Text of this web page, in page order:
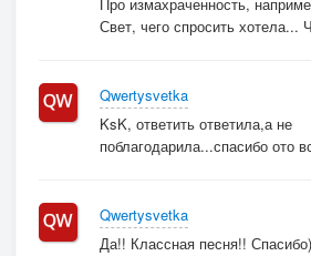
Свет, чего спросить хотела...
Qwertysvetka
KsK, ответить ответила,а не
поблагодарила...спасибо ото
Qwertysvetka
Да!! Классная песня!!